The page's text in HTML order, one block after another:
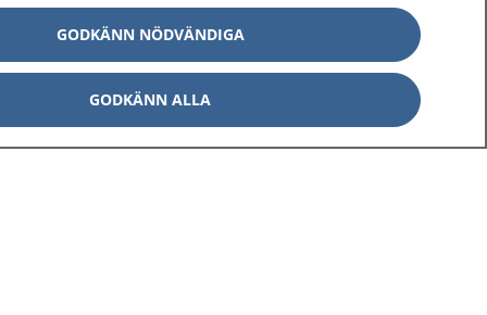
GODKÄNN NÖDVÄNDIGA
GODKÄNN ALLA